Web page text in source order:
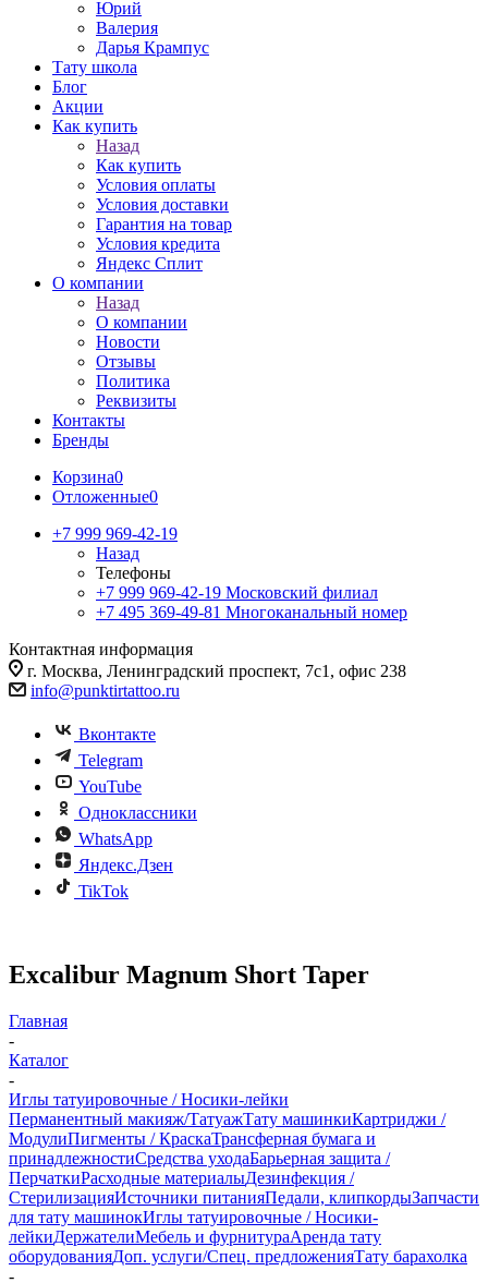
Юрий
Валерия
Дарья Крампус
Тату школа
Блог
Акции
Как купить
Назад
Как купить
Условия оплаты
Условия доставки
Гарантия на товар
Условия кредита
Яндекс Сплит
О компании
Назад
О компании
Новости
Отзывы
Политика
Реквизиты
Контакты
Бренды
Корзина0
Отложенные0
+7 999 969-42-19
Назад
Телефоны
+7 999 969-42-19 Московский филиал
+7 495 369-49-81 Многоканальный номер
Контактная информация
г. Москва, Ленинградский проспект, 7с1, офис 238
info@punktirtattoo.ru
Вконтакте
Telegram
YouTube
Одноклассники
WhatsApp
Яндекс.Дзен
TikTok
Excalibur Magnum Short Taper
Главная
-
Каталог
-
Иглы татуировочные / Носики-лейки
Перманентный макияж/ТатуажТату машинкиКартриджи /
МодулиПигменты / КраскаТрансферная бумага и
принадлежностиСредства уходаБарьерная защита /
ПерчаткиРасходные материалыДезинфекция /
СтерилизацияИсточники питанияПедали, клипкордыЗапчасти
для тату машинокИглы татуировочные / Носики-
лейкиДержателиМебель и фурнитураАренда тату
оборудованияДоп. услуги/Спец. предложенияТату барахолка
-